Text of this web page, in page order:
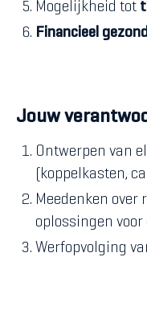
Mogelijkheid tot
Financieel
Jouw
Ontwerpen van
(koppelkasten,
Meedenken over
oplossingen
Werfopvolging